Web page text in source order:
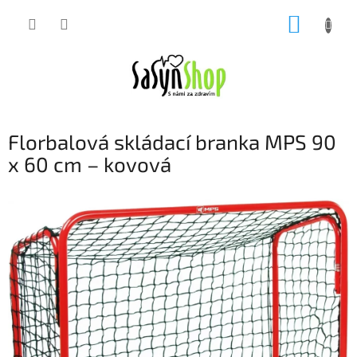
Florbalová skládací branka MPS 90
x 60 cm – kovová